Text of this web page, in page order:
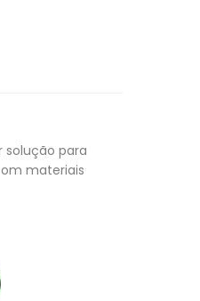
solução para
materiais